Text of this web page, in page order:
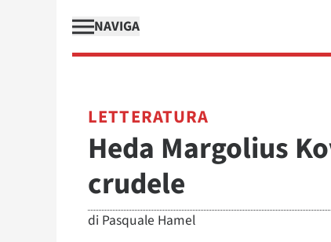
NAVIGA
LETTERATURA
Heda Margolius
crudele
di Pasquale Hamel